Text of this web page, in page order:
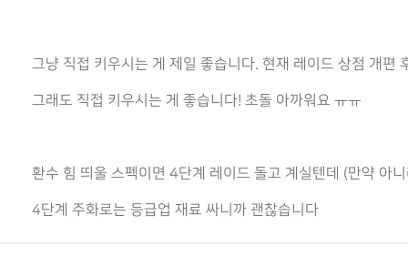
그냥 직접 키우시는 게 제일 좋습니다. 현재 레이드 상점 개편
그래도 직접 키우시는 게 좋습니다! 초돌 아까워요 ㅠㅠ
환수 힘 띄울 스펙이면 4단계 레이드 돌고 계실텐데 (만약 아
4단계 주화로는 등급업 재료 싸니까 괜찮습니다